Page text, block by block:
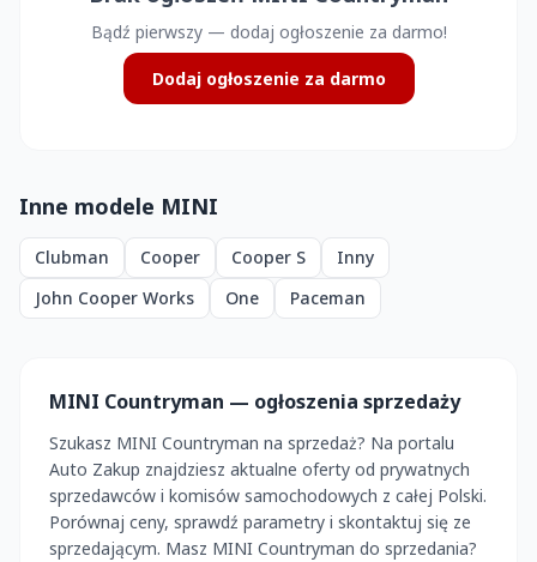
Bądź pierwszy — dodaj ogłoszenie za darmo!
Dodaj ogłoszenie za darmo
Inne modele MINI
Clubman Cooper Cooper S
Inny
John Cooper Works
One Paceman
MINI Countryman — ogłoszenia sprzedaży
Szukasz MINI Countryman na sprzedaż? Na portalu
Auto Zakup znajdziesz aktualne oferty od prywatnych
sprzedawców i komisów samochodowych z całej Polski.
Porównaj ceny, sprawdź parametry i skontaktuj się ze
sprzedającym. Masz MINI Countryman do sprzedania?